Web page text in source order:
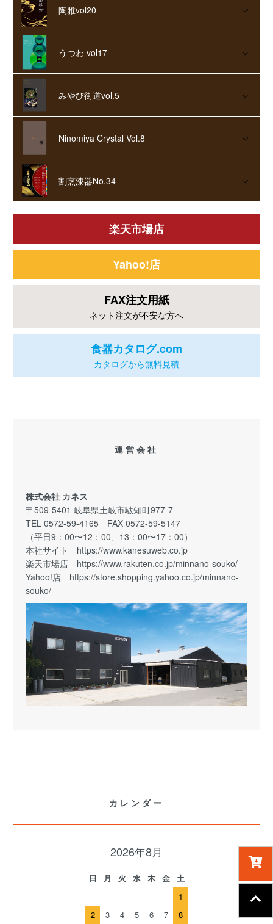
陶雅vol20
うつわ vol17
みやび街道vol.5
Ninomiya Crystal Vol.8
割烹漆器No.34
楽天市場店
Yahoo!店
FAX注文用紙
ネット注文が不安な方へ
食器カタログ.com
カタログから無料見積
運営会社
株式会社 カネス
〒509-5401 岐阜県土岐市駄知町977-7
TEL 0572-59-4165 FAX 0572-59-5147
（平日9：00〜12：00、13：00〜17：00）
本社サイト https://www.kanesuweb.co.jp
楽天市場店 https://www.rakuten.co.jp/minnano-souko/
Yahoo!店 https://store.shopping.yahoo.co.jp/minnano-
souko/
カレンダー
2026年8月
日 月 火 水 木 金
土
1
2
3 4 5 6 7 8